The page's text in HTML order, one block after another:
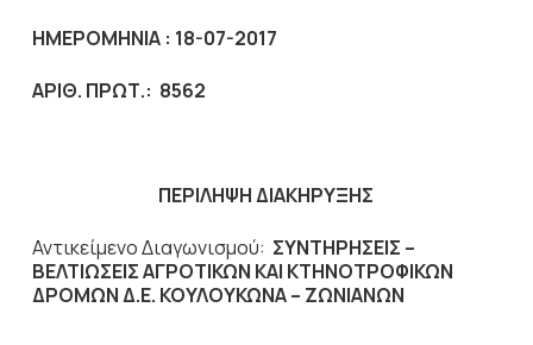
ΗΜΕΡΟΜΗΝΙΑ : 18-07-2017
ΑΡΙΘ. ΠΡΩΤ.: 8562
ΠΕΡΙΛΗΨΗ ΔΙΑΚΗΡΥΞΗΣ
Αντικείμενο Διαγωνισμού: ΣΥΝΤΗΡΗΣΕΙΣ –
ΒΕΛΤΙΩΣΕΙΣ ΑΓΡΟΤΙΚΩΝ ΚΑΙ ΚΤΗΝΟΤΡΟΦΙΚΩΝ
ΔΡΟΜΩΝ Δ.Ε. ΚΟΥΛΟΥΚΩΝΑ – ΖΩΝΙΑΝΩΝ